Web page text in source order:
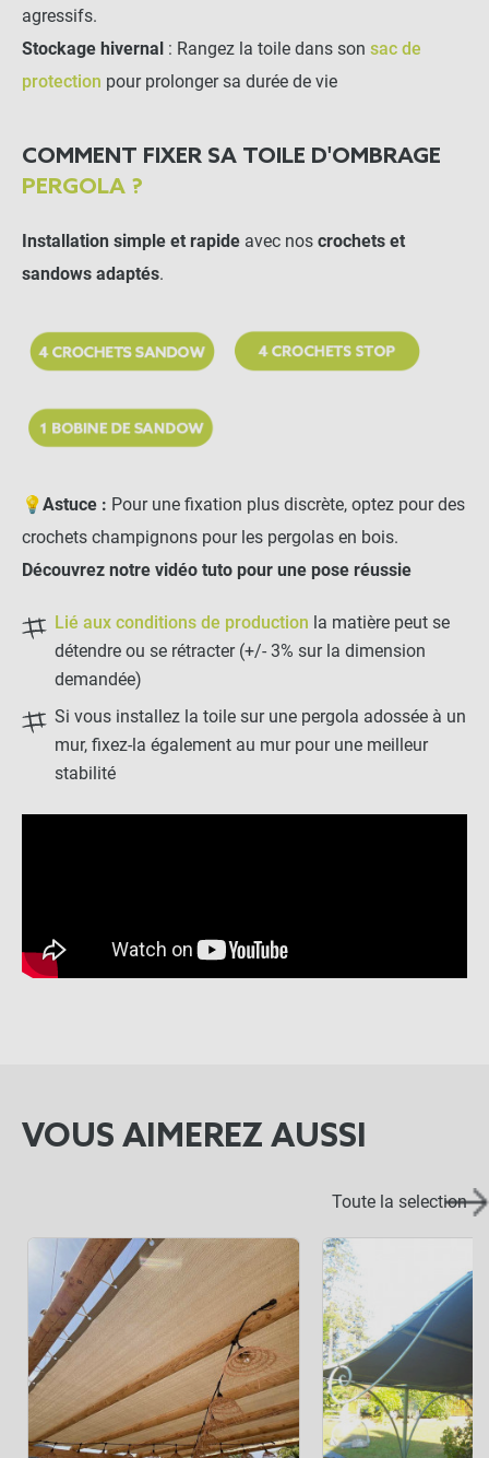
agressifs.
Stockage hivernal : Rangez la toile dans son sac de
protection pour prolonger sa durée de vie
COMMENT FIXER SA TOILE D'OMBRAGE
PERGOLA ?
Installation simple et rapide avec nos crochets et
sandows adaptés.
💡Astuce : Pour une fixation plus discrète, optez pour des
crochets champignons pour les pergolas en bois.
Découvrez notre vidéo tuto pour une pose réussie
Lié aux conditions de production la matière peut se
détendre ou se rétracter (+/- 3% sur la dimension
demandée)
Si vous installez la toile sur une pergola adossée à un
mur, fixez-la également au mur pour une meilleur
stabilité
VOUS AIMEREZ AUSSI
Toute la selection